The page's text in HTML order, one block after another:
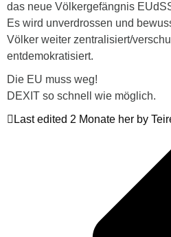
das neue Völkergefängnis
Es wird unverdrossen und
Völker weiter zentralisiert/
entdemokratisiert.
Die EU muss weg!
DEXIT so schnell wie möglich.
Last edited 2 Monate her by